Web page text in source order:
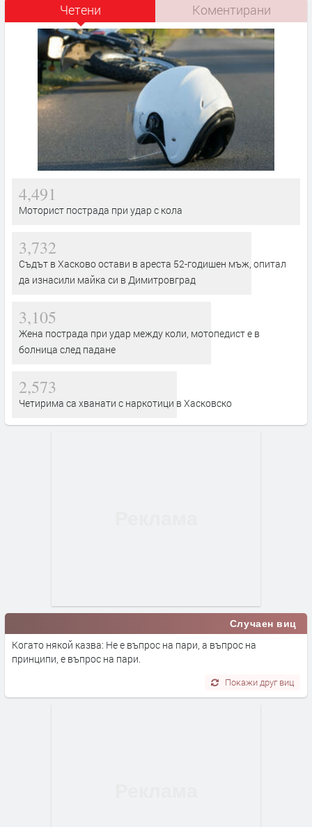
Четени Коментирани
4,491
Моторист пострада при удар с кола
3,732
Съдът в Хасково остави в ареста 52-годишен мъж, опитал
да изнасили майка си в Димитровград
3,105
Жена пострада при удар между коли, мотопедист е в
болница след падане
2,573
Четирима са хванати с наркотици в Хасковско
Случаен виц
Когато някой казва: Не е въпрос на пари, а въпрос на
принципи, е въпрос на пари.
Покажи друг виц